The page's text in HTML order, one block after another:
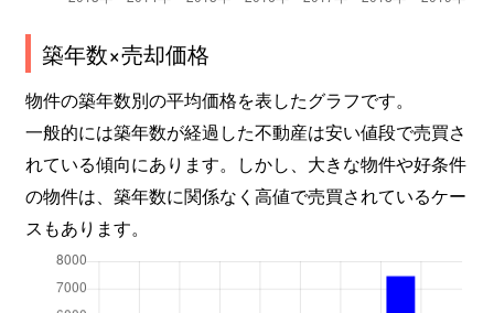
築年数×売却価格
物件の築年数別の平均価格を表したグラフです。
一般的には築年数が経過した不動産は安い値段で売買さ
れている傾向にあります。しかし、大きな物件や好条件
の物件は、築年数に関係なく高値で売買されているケー
スもあります。